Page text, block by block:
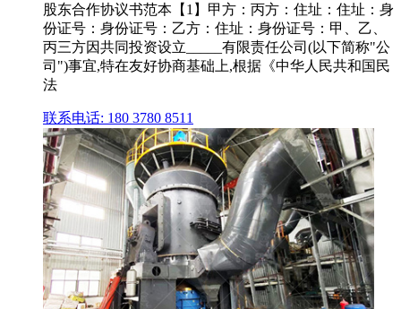
股东合作协议书范本【1】甲方：丙方：住址：住址：身
份证号：身份证号：乙方：住址：身份证号：甲、乙、
丙三方因共同投资设立_____有限责任公司(以下简称"公
司")事宜,特在友好协商基础上,根据《中华人民共和国民
法
联系电话: 180 3780 8511